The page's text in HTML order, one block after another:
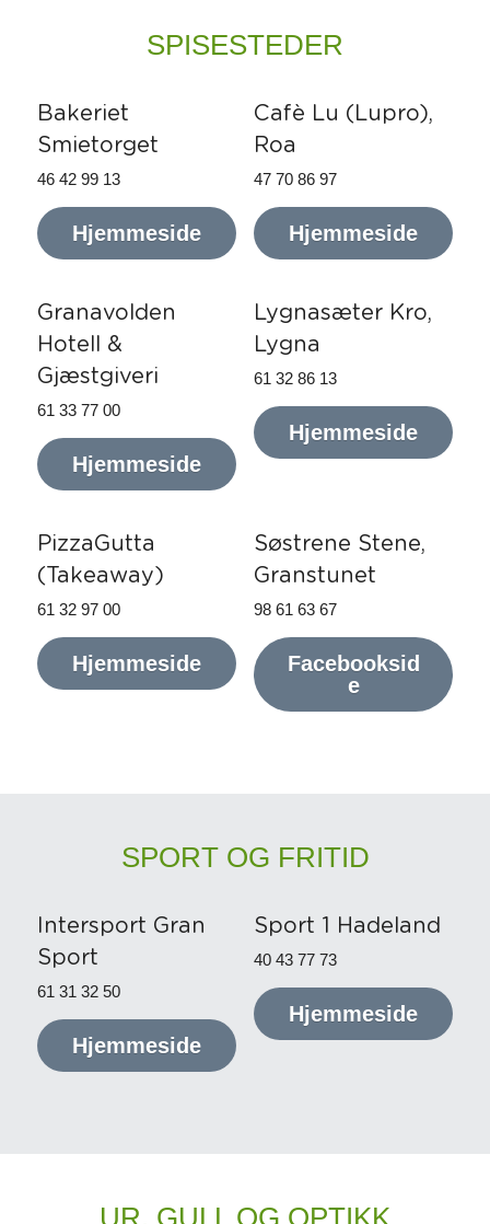
SPISESTEDER
Bakeriet
Smietorget
46 42 99 13
Hjemmeside
Cafè Lu (Lupro),
Roa
47 70 86 97
Hjemmeside
Granavolden
Hotell &
Gjæstgiveri
61 33 77 00
Hjemmeside
Lygnasæter Kro,
Lygna
61 32 86 13
Hjemmeside
PizzaGutta
(Takeaway)
61 32 97 00
Hjemmeside
Søstrene Stene,
Granstunet
98 61 63 67
Facebooksid
e
SPORT OG FRITID
Intersport Gran
Sport
61 31 32 50​
Hjemmeside
Sport 1 Hadeland
40 43 77 73
Hjemmeside
UR, GULL OG OPTIKK